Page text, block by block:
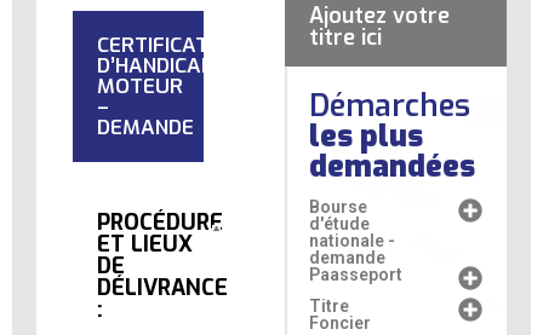
CERTIFICAT
D’HANDICAP
MOTEUR
–
DEMANDE
PROCÉDURE
ET LIEUX
DE
DÉLIVRANCE
:
Ajoutez votre
titre ici
Démarches
les plus
demandées
Bourse
d'étude
nationale -
demande
Paasseport
Titre
Foncier